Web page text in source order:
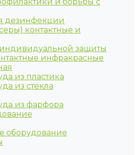
дезинфекции
контактные и
защиты
инфракрасные
из пластика
из стекла
из фарфора
оборудование